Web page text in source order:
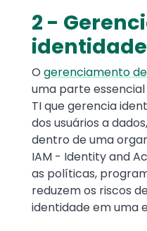
2 -
O gerenciamento
uma parte
TI que gerencia
dos usuários a
dentro de uma
IAM - Identity and
as políticas,
reduzem os riscos
identidade em uma